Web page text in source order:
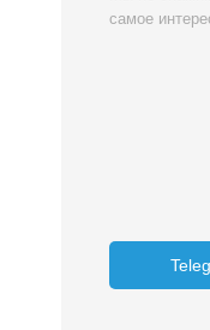
самое